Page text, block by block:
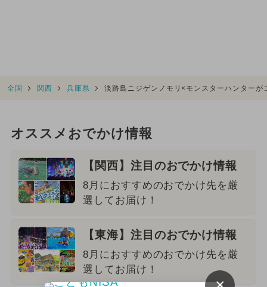
全国 関西 兵庫県 淡路島ニジゲンノモリ×モンスターハンター
オススメおでかけ情報
【関西】注目のおでかけ情報
8月におすすめのおでかけ先を厳
選してお届け！
【東海】注目のおでかけ情報
8月におすすめのおでかけ先を厳
選してお届け！